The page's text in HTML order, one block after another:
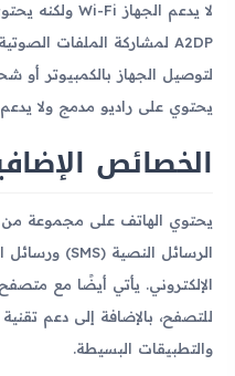
لتوصيل الجهاز بالكمبيوتر أو
يحتوي على راديو مدمج ولا يدعم
الخصائص
يحتوي الهاتف على مجموعة
والتطبيقات البسيطة.